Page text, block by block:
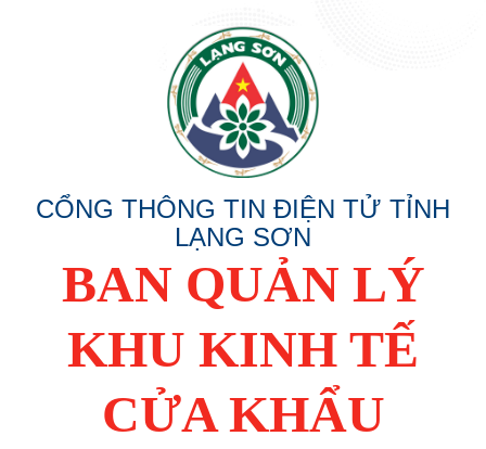
CỔNG THÔNG TIN ĐIỆN TỬ TỈNH
LẠNG SƠN
BAN QUẢN LÝ
KHU KINH TẾ
CỬA KHẨU